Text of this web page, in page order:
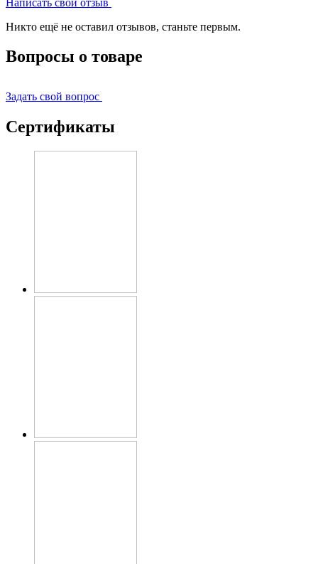
Никто ещё не оставил отзывов, станьте первым.
Вопросы о товаре
Задать свой вопрос
Сертификаты